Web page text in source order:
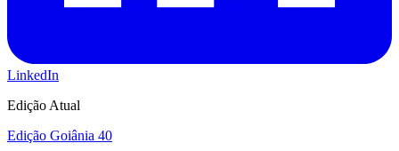
LinkedIn
Edição Atual
Edição Goiânia 40